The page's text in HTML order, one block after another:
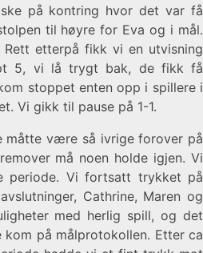
på kontring hvor det var få
til høyre for Eva og i mål.
etterpå fikk vi en utvisning
5, vi lå trygt bak, de fikk få
stoppet enten opp i spillere i
Vi gikk til pause på 1-1.
måtte være så ivrige forover på
må noen holde igjen. Vi
periode. Vi fortsatt trykket på
Cathrine, Maren og
med herlig spill, og det
på målprotokollen. Etter ca